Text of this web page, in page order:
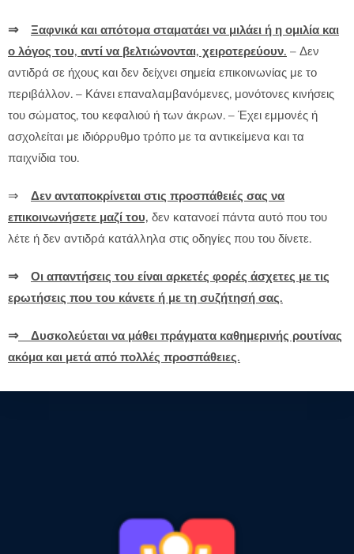
⇒ Ξαφνικά και απότομα σταματάει να μιλάει ή η ομιλία και
ο λόγος του, αντί να βελτιώνονται, χειροτερεύουν. – Δεν
αντιδρά σε ήχους και δεν δείχνει σημεία επικοινωνίας με το
περιβάλλον. – Κάνει επαναλαμβανόμενες, μονότονες κινήσεις
του σώματος, του κεφαλιού ή των άκρων. – Έχει εμμονές ή
ασχολείται με ιδιόρρυθμο τρόπο με τα αντικείμενα και τα
παιχνίδια του.
⇒ Δεν ανταποκρίνεται στις προσπάθειές σας να
επικοινωνήσετε μαζί του, δεν κατανοεί πάντα αυτό που του
λέτε ή δεν αντιδρά κατάλληλα στις οδηγίες που του δίνετε.
⇒ Οι απαντήσεις του είναι αρκετές φορές άσχετες με τις
ερωτήσεις που του κάνετε ή με τη συζήτησή σας.
⇒
Δυσκολεύεται να μάθει πράγματα καθημερινής ρουτίνας
ακόμα και μετά από πολλές προσπάθειες.